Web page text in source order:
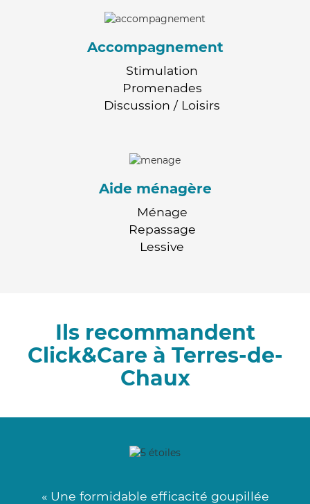
Accompagnement
Stimulation
Promenades
Discussion / Loisirs
Aide ménagère
Ménage
Repassage
Lessive
Ils recommandent
Click&Care à Terres-de-
Chaux
« Une formidable efficacité goupillée